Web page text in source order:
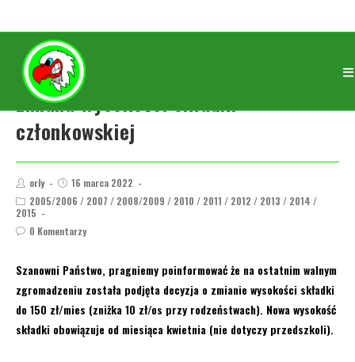
Zmiana wysokości składki
członkowskiej
orly
16 marca 2022
2005/2006 / 2007 / 2008/2009 / 2010 / 2011 / 2012 / 2013 / 2014 /
2015
0 Komentarzy
Szanowni Państwo, pragniemy poinformować że na ostatnim walnym
zgromadzeniu została podjęta decyzja o zmianie wysokości składki
do 150 zł/mies (zniżka 10 zł/os przy rodzeństwach). Nowa wysokość
składki obowiązuje od miesiąca kwietnia (nie dotyczy przedszkoli).